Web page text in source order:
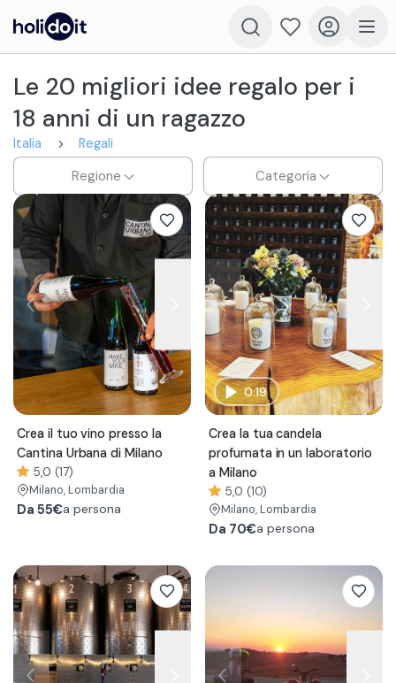
Le 20 migliori idee regalo per i
18 anni di un ragazzo
Italia Regali
Regione Categoria
Crea il tuo vino presso la
Cantina Urbana di Milano
5,0 (17)
Milano, Lombardia
Da 55€a persona
0:19
Crea la tua candela
profumata in un laboratorio
a Milano
5,0 (10)
Milano, Lombardia
Da 70€a persona